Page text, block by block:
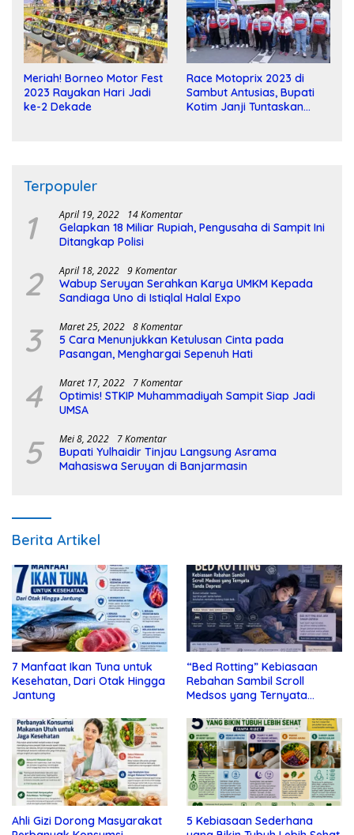
Meriah! Borneo Motor Fest
2023 Rayakan Hari Jadi
ke-2 Dekade
Race Motoprix 2023 di
Sambut Antusias, Bupati
Kotim Janji Tuntaskan
Terpopuler
1 April 19, 2022 14 Komentar
Gelapkan 18 Miliar Rupiah, Pengusaha di Sampit Ini
Ditangkap Polisi
2 April 18, 2022 9 Komentar
Wabup Seruyan Serahkan Karya UMKM Kepada
Sandiaga Uno di Istiqlal Halal Expo
3 Maret 25, 2022 8 Komentar
5 Cara Menunjukkan Ketulusan Cinta pada
Pasangan, Menghargai Sepenuh Hati
4 Maret 17, 2022 7 Komentar
Optimis! STKIP Muhammadiyah Sampit Siap Jadi
UMSA
5 Mei 8, 2022 7 Komentar
Bupati Yulhaidir Tinjau Langsung Asrama
Mahasiswa Seruyan di Banjarmasin
Berita Artikel
7 Manfaat Ikan Tuna untuk
Kesehatan, Dari Otak Hingga
Jantung
“Bed Rotting” Kebiasaan
Rebahan Sambil Scroll
Medsos yang Ternyata
Ahli Gizi Dorong Masyarakat
5 Kebiasaan Sederhana